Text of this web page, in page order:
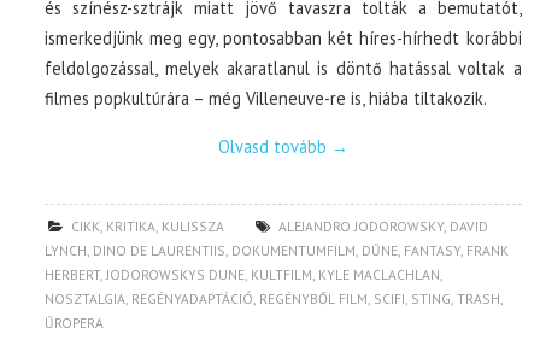
és színész-sztrájk miatt jövő tavaszra tolták a bemutatót,
ismerkedjünk meg egy, pontosabban két híres-hírhedt korábbi
feldolgozással, melyek akaratlanul is döntő hatással voltak a
filmes popkultúrára – még Villeneuve-re is, hiába tiltakozik.
Olvasd tovább →
CIKK KRITIKA KULISSZA ALEJANDRO JODOROWSKY, DAVID
LYNCH DINO DE LAURENTIIS DOKUMENTUMFILM DŰNE FANTASY, FRANK
HERBERT, JODOROWSKYS DUNE KULTFILM KYLE MACLACHLAN
NOSZTALGIA REGÉNYADAPTÁCIÓ REGÉNYBŐL FILM SCIFI STING ,TRASH
ŰROPERA